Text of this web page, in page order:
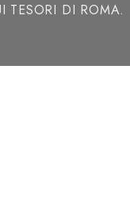
TESORI DI ROMA.